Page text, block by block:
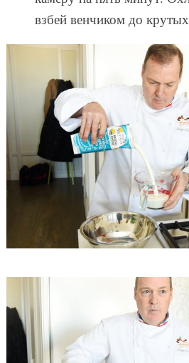
взбей венчиком до